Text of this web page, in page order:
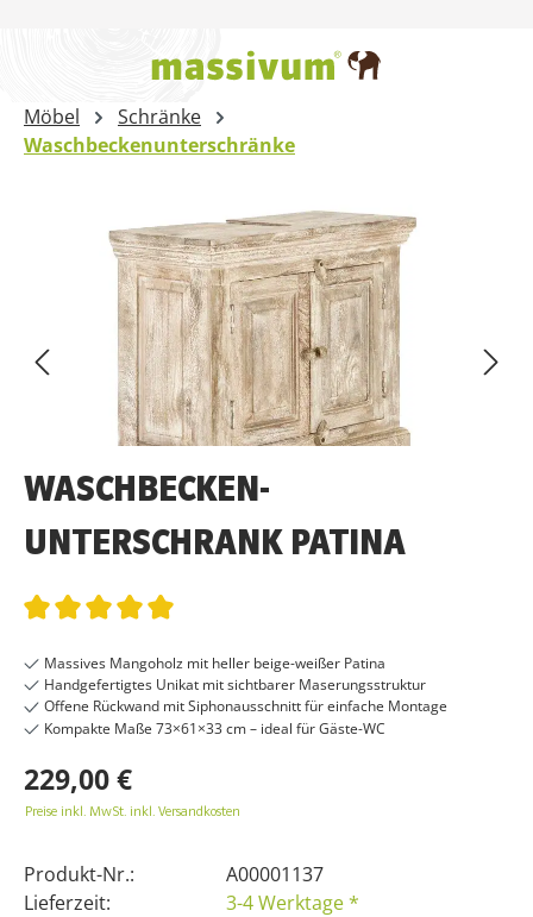
Möbel
Schränke
Waschbeckenunterschränke
WASCHBECKEN-
UNTERSCHRANK PATINA
Massives Mangoholz mit heller beige-weißer Patina
Handgefertigtes Unikat mit sichtbarer Maserungsstruktur
Offene Rückwand mit Siphonausschnitt für einfache Montage
Kompakte Maße 73×61×33 cm – ideal für Gäste-WC
229,00 €
Preise inkl. MwSt. inkl. Versandkosten
Produkt-Nr.:
A00001137
Lieferzeit:
3-4 Werktage *